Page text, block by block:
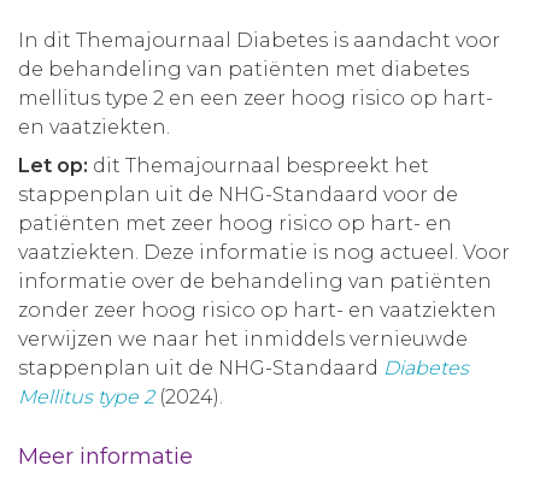
In dit Themajournaal Diabetes is aandacht voor
de behandeling van patiënten met diabetes
mellitus type 2 en een zeer hoog risico op hart-
en vaatziekten.
Let op: dit Themajournaal bespreekt het
stappenplan uit de NHG-Standaard voor de
patiënten met zeer hoog risico op hart- en
vaatziekten. Deze informatie is nog actueel. Voor
informatie over de behandeling van patiënten
zonder zeer hoog risico op hart- en vaatziekten
verwijzen we naar het inmiddels vernieuwde
stappenplan uit de NHG-Standaard Diabetes
Mellitus type 2(2024).
Meer informatie